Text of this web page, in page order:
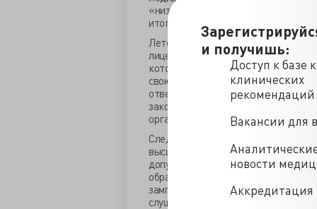
и получишь:
Доступ к базе
клинических
рекомендаций
Вакансии для
новости
Аккредитация
«низкое качество знаний и
итогами аккредитации,
Летом прошлого года за ДПОвзялся
лицензировать образовательные
которые для анализа конечного
свою очередь, тоже ратовала за
ответственность за
закончилось? Да ничем. Как
организаций очень и очень сильное».
Следующий этап выравнивания
высшему образованию, предложив
допускать только вузы и научные
образовательным программам
зампреда Комитета Александра
слушаний в прошлом году. Сейчас